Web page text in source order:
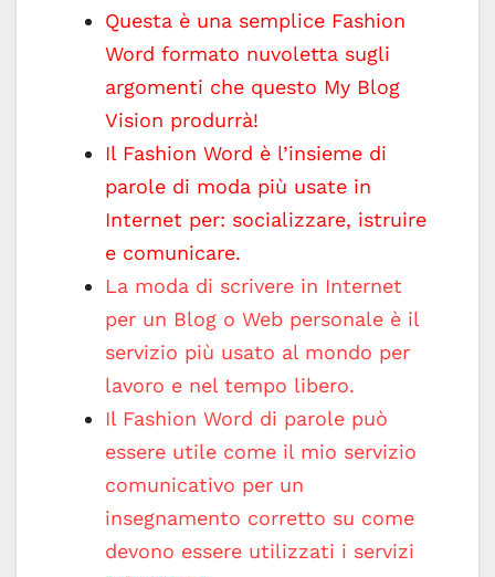
Questa è una semplice Fashion
Word formato nuvoletta sugli
argomenti che questo My Blog
Vision produrrà!
Il Fashion Word è l’insieme di
parole di moda più usate in
Internet per: socializzare, istruire
e comunicare.
La moda di scrivere in Internet
per un Blog o Web personale è il
servizio più usato al mondo per
lavoro e nel tempo libero.
Il Fashion Word di parole può
essere utile come il mio servizio
comunicativo per un
insegnamento corretto su come
devono essere utilizzati i servizi